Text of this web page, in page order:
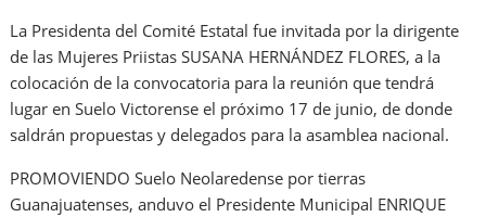
La Presidenta del Comité Estatal fue invitada por la dirigente
de las Mujeres Priistas SUSANA HERNÁNDEZ FLORES, a la
colocación de la convocatoria para la reunión que tendrá
lugar en Suelo Victorense el próximo 17 de junio, de donde
saldrán propuestas y delegados para la asamblea nacional.
PROMOVIENDO Suelo Neolaredense por tierras
Guanajuatenses, anduvo el Presidente Municipal ENRIQUE